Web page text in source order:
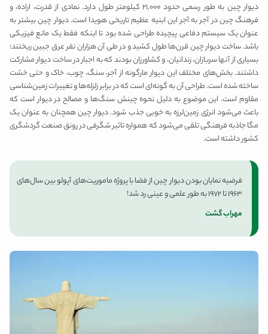
دیوار چین به طور رسمی حدود ۲۱,۰۰۰ کیلومتر طول دارد. نمادی از قدرت، اراده، و
فرهنگ چین در آجر به آجر این ابنیه عظیم تاریخی هویدا است. دیوار چین بیشتر به
عنوان یک سیستم دفاعی پیچیده طراحی شده بود تا اینکه فقط یک مانع فیزیکی
باشد. ساخت دیوار چین قرن‌ها طول کشید و در طی آن هزاران نفر عرق جبین ریختند؛
بسیاری از آنها سربازان، زندانیان، و کشاورزان بودند که به اجبار در ساخت دیوار مشارکت
داشتند. بخش‌های مختلف این دیوار مارگونه از آجر، سنگ، چوب، خاک و حتی خشت
ساخته شده‌ است. طراحی آن به گونه‌ای است که در برابر زلزله‌ها و تغییرات زمین‌شناسی
مقاوم است. این موضوع به دلیل نحوه چینش سنگ‌ها و مصالح در دیوار است که
باعث می‌شود انرژی زمین‌لرزه به خوبی جذب شود. دیوار چین همچنان به عنوان یک
مگا جاذبه فرهنگی تلقی می‌شود که همواره تاثیر شگرفی در رونق صنعت گردشگری
کشور داشته است.
فرضیه نمایان بودن دیوار چین از فضا با پروژه ماموریت‎‌های آپولو بین سال‌های
1963 تا 1972 به طور علمی و عینی رد شد!
مهراب گشت